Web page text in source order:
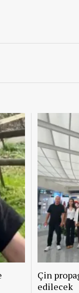
Çin
edilecek